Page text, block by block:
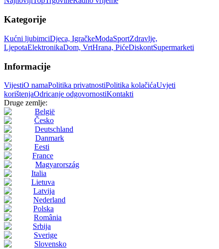
Kategorije
Kućni ljubimciDjeca, IgračkeModaSportZdravlje,
LjepotaElektronikaDom, VrtHrana, PićeDiskontSupermarketi
Informacije
VijestiO namaPolitika privatnostiPolitika kolačićaUvjeti
korištenjaOdricanje odgovornostiKontakti
Druge zemlje:
België
Česko
Deutschland
Danmark
Eesti
France
Magyarország
Italia
Lietuva
Latvija
Nederland
Polska
România
Srbija
Sverige
Slovensko